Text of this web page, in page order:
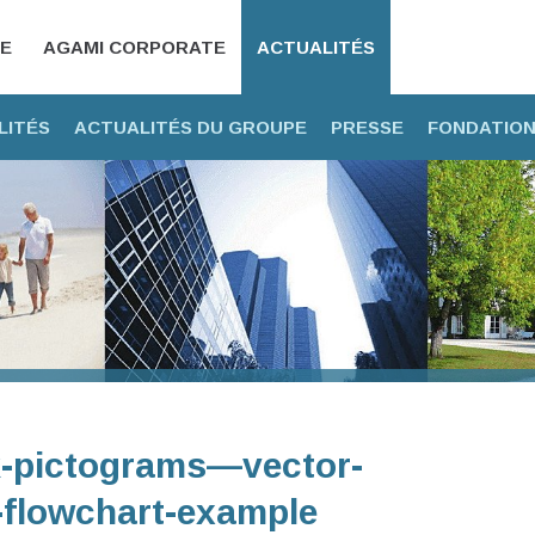
AGAMI CORPORATE ACTUALITÉS
ACTUALITÉS DU GROUPE PRESSE
pictograms—vector-
example